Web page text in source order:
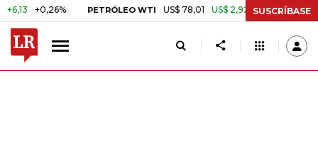
PETRÓLEO WTI US$ 78,01 US$ 2,92 +3,89% CAFÉ
SUSCRÍBASE